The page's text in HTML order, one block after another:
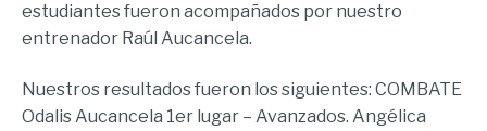
estudiantes fueron acompañados por nuestro
entrenador Raúl Aucancela.
Nuestros resultados fueron los siguientes: COMBATE
Odalis Aucancela 1er lugar – Avanzados. Angélica